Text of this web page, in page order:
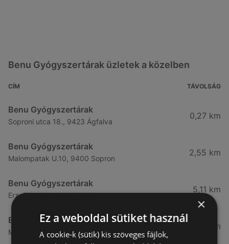
Benu Gyógyszertárak üzletek a közelben
CÍM TÁVOLSÁG
Benu Gyógyszertárak
Soproni utca 18., 9423 Ágfalva
0,27 km
Benu Gyógyszertárak
Malompatak U.10, 9400 Sopron
2,55 km
Benu Gyógyszertárak
Erzsébet Utca 6, 9400 Sopron
5,11 km
Benu Gyógyszertárak
Mátyás Király Utca 23, 9400 Sopron
5,24 km
×
Ez a weboldal sütiket használ
A cookie-k (sütik) kis szöveges fájlok,